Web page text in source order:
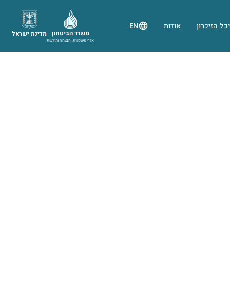
הזיכרון אודות EN
מדינת ישראל משרד הביטחון
אגף משפחות, הנצחה ומורשת